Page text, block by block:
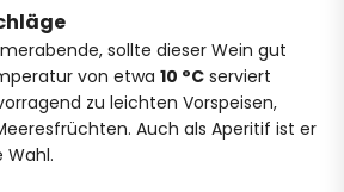
sollte dieser Wein gut
von etwa 10 °C serviert
zu leichten Vorspeisen,
Auch als Aperitif ist er